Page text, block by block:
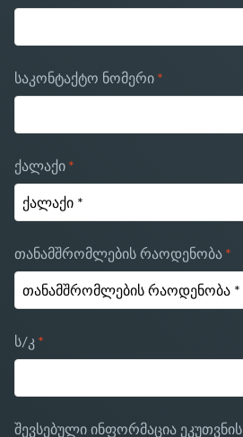
საკონტაქტო ნომერი *
ქალაქი *
თანამშრომლების რაოდენობა *
ს/კ *
შევსებული ინფორმაცია ეკუთვნის